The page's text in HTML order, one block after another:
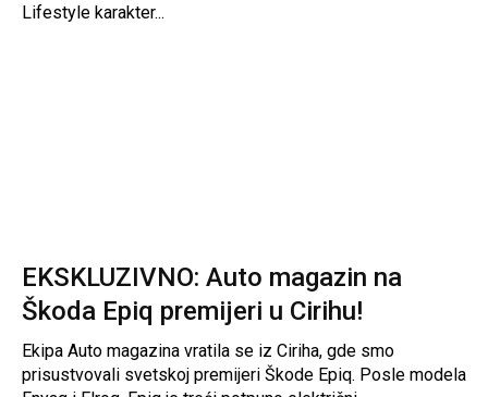
Lifestyle karakter...
EKSKLUZIVNO: Auto magazin na
Škoda Epiq premijeri u Cirihu!
Ekipa Auto magazina vratila se iz Ciriha, gde smo
prisustvovali svetskoj premijeri Škode Epiq. Posle modela